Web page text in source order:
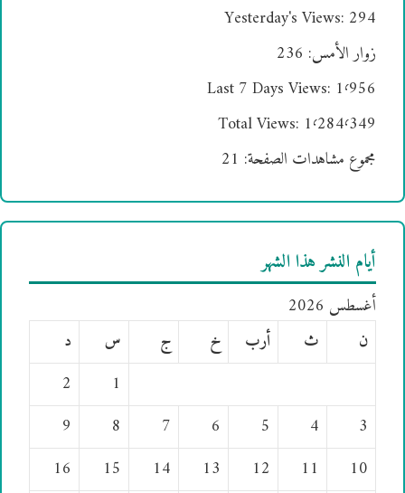
Yesterday's Views: 294
زوار الأمس: 236
Last 7 Days Views: 1٬956
Total Views: 1٬284٬349
مجموع مشاهدات الصفحة: 21
أيام النشر هذا الشهر
أغسطس 2026
ن
ث أرب خ ج س
د
1
2
3
4
5
6
7
8
9
10
11
12
13
14
15
16